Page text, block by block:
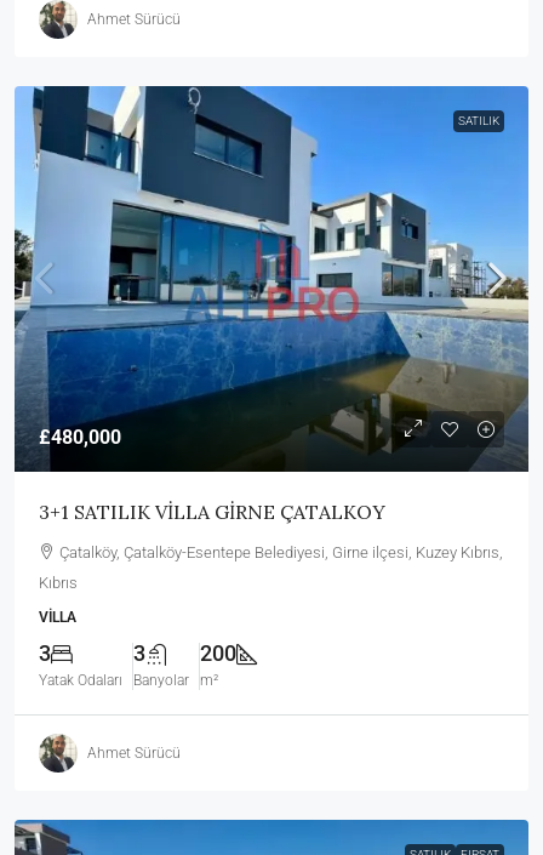
Ahmet Sürücü
SATILIK
£480,000
3+1 SATILIK VİLLA GİRNE ÇATALKOY
Çatalköy, Çatalköy-Esentepe Belediyesi, Girne ilçesi, Kuzey Kıbrıs,
Kıbrıs
VILLA
3
Yatak Odaları
3
Banyolar
200
m²
Ahmet Sürücü